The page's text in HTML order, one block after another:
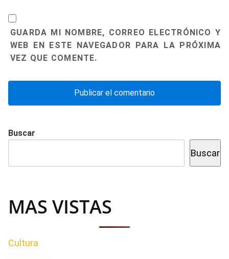
GUARDA MI NOMBRE, CORREO ELECTRÓNICO Y
WEB EN ESTE NAVEGADOR PARA LA PRÓXIMA
VEZ QUE COMENTE.
Buscar
Buscar
MAS VISTAS
Cultura